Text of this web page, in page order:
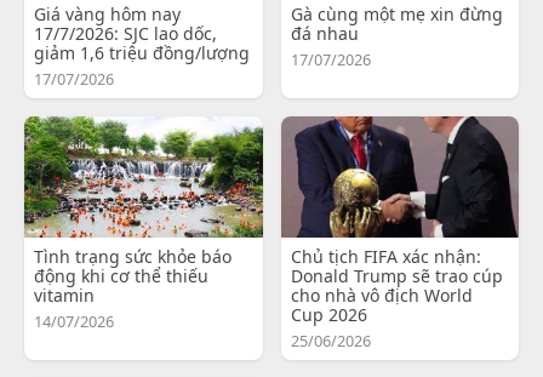
Giá vàng hôm nay
17/7/2026: SJC lao dốc,
giảm 1,6 triệu đồng/lượng
17/07/2026
Gà cùng một mẹ xin đừng
đá nhau
17/07/2026
Tình trạng sức khỏe báo
động khi cơ thể thiếu
vitamin
14/07/2026
Chủ tịch FIFA xác nhận:
Donald Trump sẽ trao cúp
cho nhà vô địch World
Cup 2026
25/06/2026